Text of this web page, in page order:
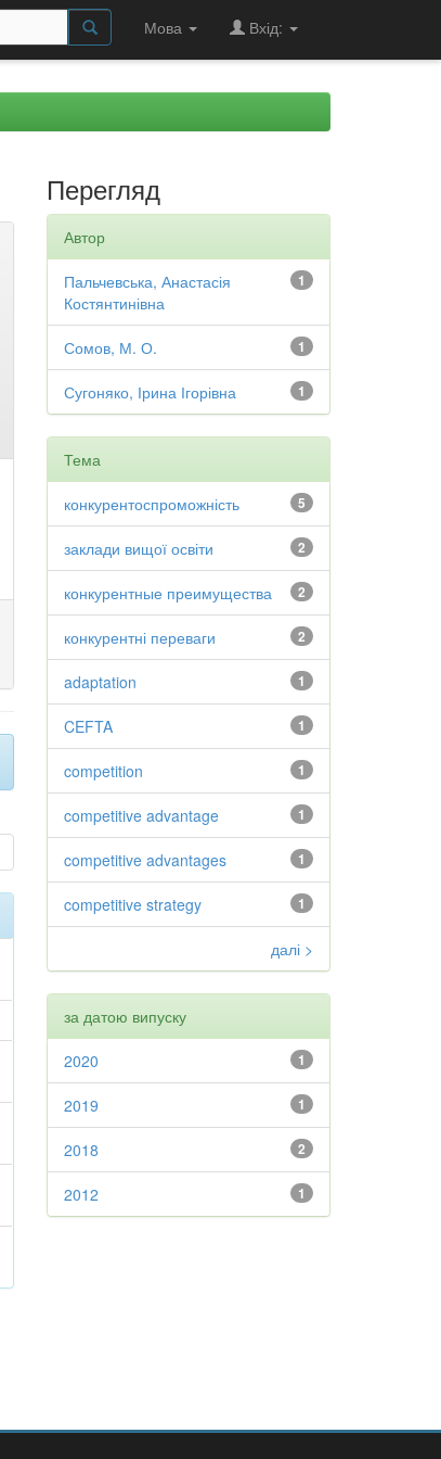
Мова Вхід:
Перегляд
Автор
1
Пальчевська, Анастасія
Костянтинівна
1
Сомов, М. О.
1
Сугоняко, Ірина Ігорівна
Тема
5
конкурентоспроможність
2
заклади вищої освіти
2
конкурентные преимущества
2
конкурентні переваги
1
adaptation
1
CEFTA
1
competition
1
competitive advantage
1
competitive advantages
1
competitive strategy
далі >
за датою випуску
1
2020
1
2019
2
2018
1
2012